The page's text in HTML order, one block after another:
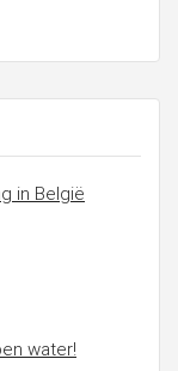
in België
water!